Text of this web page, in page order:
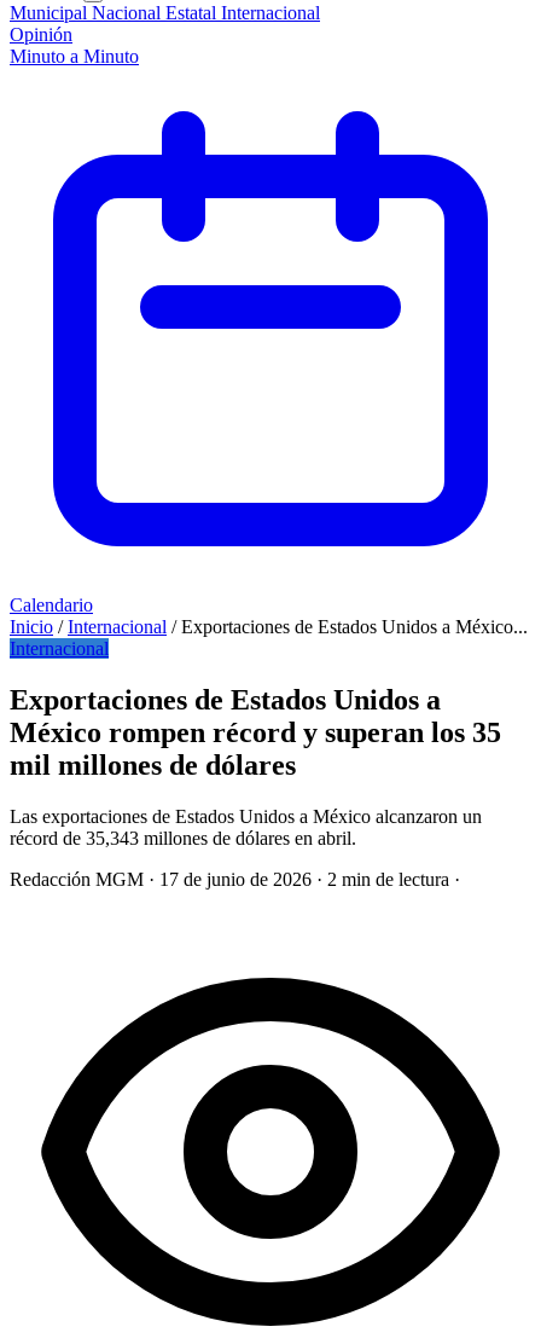
Municipal Nacional Estatal Internacional
Opinión
Minuto a Minuto
Calendario
Inicio / Internacional / Exportaciones de Estados Unidos a México...
Internacional
Exportaciones de Estados Unidos a
México rompen récord y superan los 35
mil millones de dólares
Las exportaciones de Estados Unidos a México alcanzaron un
récord de 35,343 millones de dólares en abril.
Redacción MGM · 17 de junio de 2026 · 2 min de lectura ·